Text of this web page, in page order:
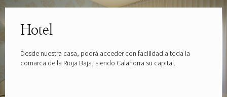
Hotel
Desde nuestra casa, podrá acceder con facilidad a toda la
comarca de la Rioja Baja, siendo Calahorra su capital.